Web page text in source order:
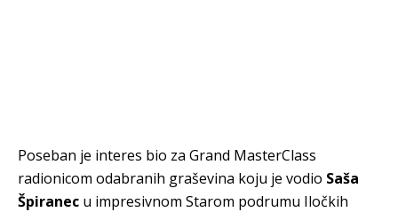
Poseban je interes bio za Grand MasterClass
radionicom odabranih graševina koju je vodio Saša
Špiranec u impresivnom Starom podrumu Iločkih